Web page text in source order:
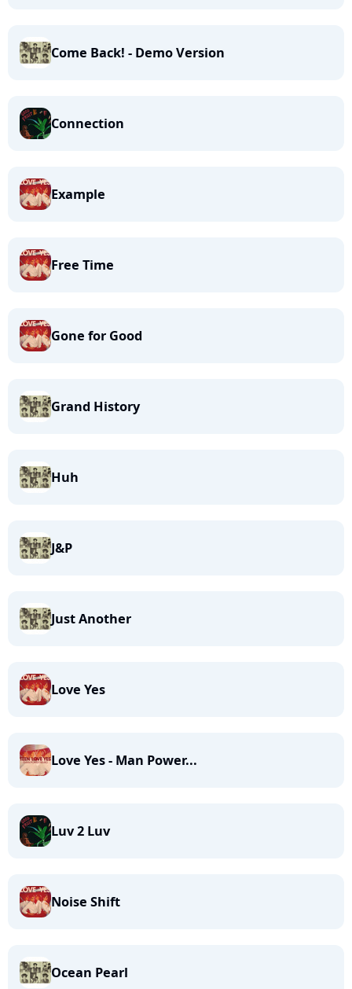
Come Back! - Demo Version
Connection
Example
Free Time
Gone for Good
Grand History
Huh
J&P
Just Another
Love Yes
Love Yes - Man Power...
Luv 2 Luv
Noise Shift
Ocean Pearl